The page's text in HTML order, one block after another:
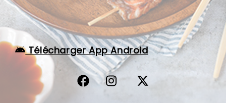
Télécharger App Android